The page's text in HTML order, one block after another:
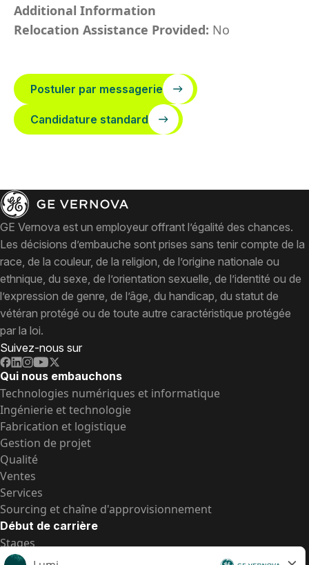
Additional Information
Relocation Assistance Provided: No
Postuler par messagerie
Candidature standard
GE Vernova est un employeur offrant l’égalité des chances.
Les décisions d’embauche sont prises sans tenir compte de la
race, de la couleur, de la religion, de l’origine nationale ou
ethnique, du sexe, de l’orientation sexuelle, de l’identité ou de
l’expression de genre, de l’âge, du handicap, du statut de
vétéran protégé ou de toute autre caractéristique protégée
par la loi.
Suivez-nous sur
Qui nous embauchons
Technologies numériques et informatique
Ingénierie et technologie
Fabrication et logistique
Gestion de projet
Qualité
Ventes
Services
Sourcing et chaîne d'approvisionnement
Début de carrière
Stages
Postes de d’entrée